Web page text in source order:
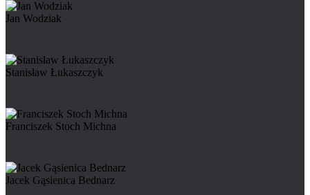
Jan Wodziak
Stanisław Łukaszczyk
Franciszek Stoch Michna
Jacek Gąsienica Bednarz